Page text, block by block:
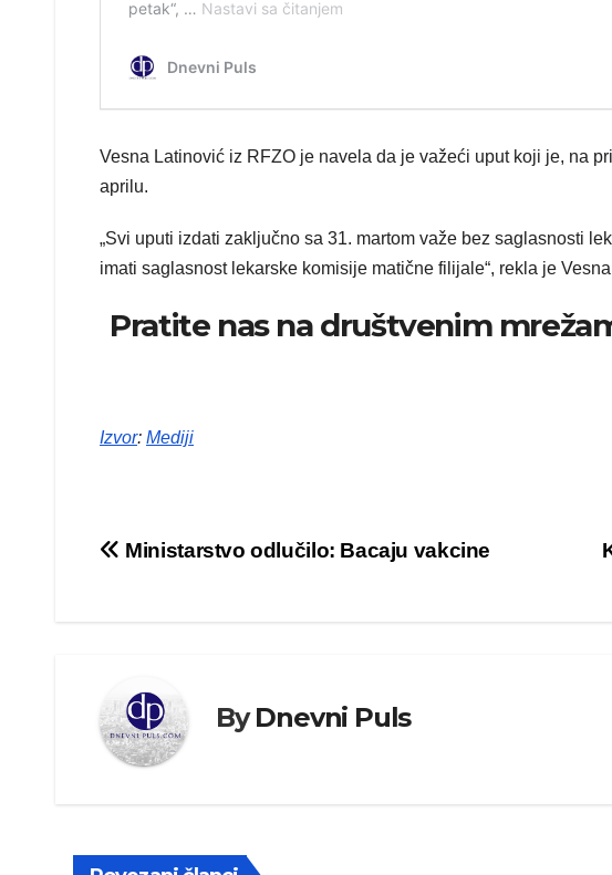
Vesna Latinović iz RFZO je navela da je važeći uput koji je, na
aprilu.
„Svi uputi izdati zaključno sa 31. martom važe bez saglasnosti
imati saglasnost lekarske komisije matične filijale“, rekla je
Pratite nas na društvenim
Izvor: Mediji
Kretanje
Ministarstvo odlučilo: Bacaju vakcine
ByDnevni Puls